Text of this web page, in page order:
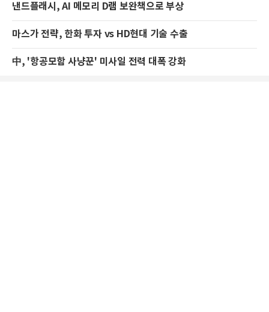
낸드플래시, AI 메모리 D램 보완책으로 부상
마스가 전략, 한화 투자 vs HD현대 기술 수출
中, '항공모함 사냥꾼' 미사일 전력 대폭 강화